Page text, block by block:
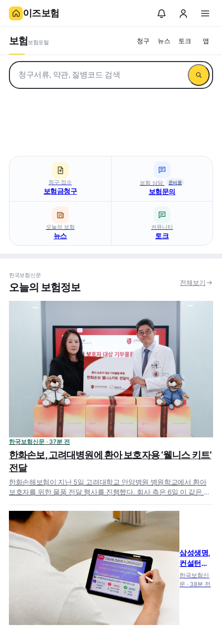
이즈보험
보험보험포털 청구 뉴스 토크 앱
보험정보 통합검색
이즈보험
만개의 보험 레시피
업데이트!
더 쉬운 보상청구 안내
청구 접수
보험금청구
보험 상담 준비중
보험문의
오늘의 보험
뉴스
커뮤니티
토크
한국보험신문
오늘의 보험정보 전체보기
한국보험신문 · 37분 전
한화손보, 고려대병원에 환아 보호자용 ‘웰니스 키트’
전달
한화손해보험이 지난 5일 고려대학교 안암병원 병원학교에서 환아
보호자를 위한 물품 전달 행사를 진행했다. 회사 측은 6일 이 같은 사
삼성생명,
컨설턴트
AI 활용 역
량 키운
한국보험신
문 · 38분 전